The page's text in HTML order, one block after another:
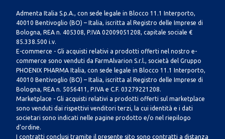
Admenta Italia S.p.A., con sede legale in Blocco 11.1 Interporto,
40010 Bentivoglio (BO) – Italia, iscritta al Registro delle Imprese di
Bologna, REA n. 405308, P.IVA 02009051208, capitale sociale €
85.338.500 i.v.
E-commerce - Gli acquisti relativi a prodotti offerti nel nostro e-
commerce sono venduti da FarmAlvarion S.r.l., società del Gruppo
PHOENIX PHARMA Italia, con sede legale in Blocco 11.1 Interporto,
40010 Bentivoglio (BO) – Italia, iscritta al Registro delle Imprese di
Bologna, REA n. 5056411, P.IVA e C.F. 03279221208.
Marketplace - Gli acquisti relativi a prodotti offerti sul marketplace
sono venduti dai rispettivi venditori terzi, la cui identità e i dati
societari sono indicati nelle pagine prodotto e/o nel riepilogo
d’ordine.
I contratti conclusi tramite il presente sito sono contratti a distanza